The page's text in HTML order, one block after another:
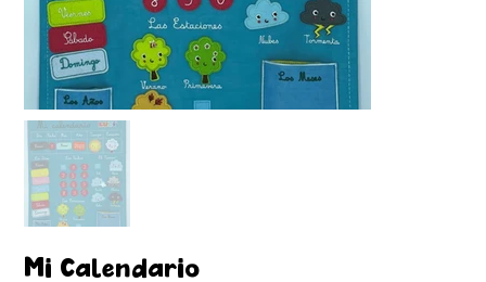
Mi Calendario